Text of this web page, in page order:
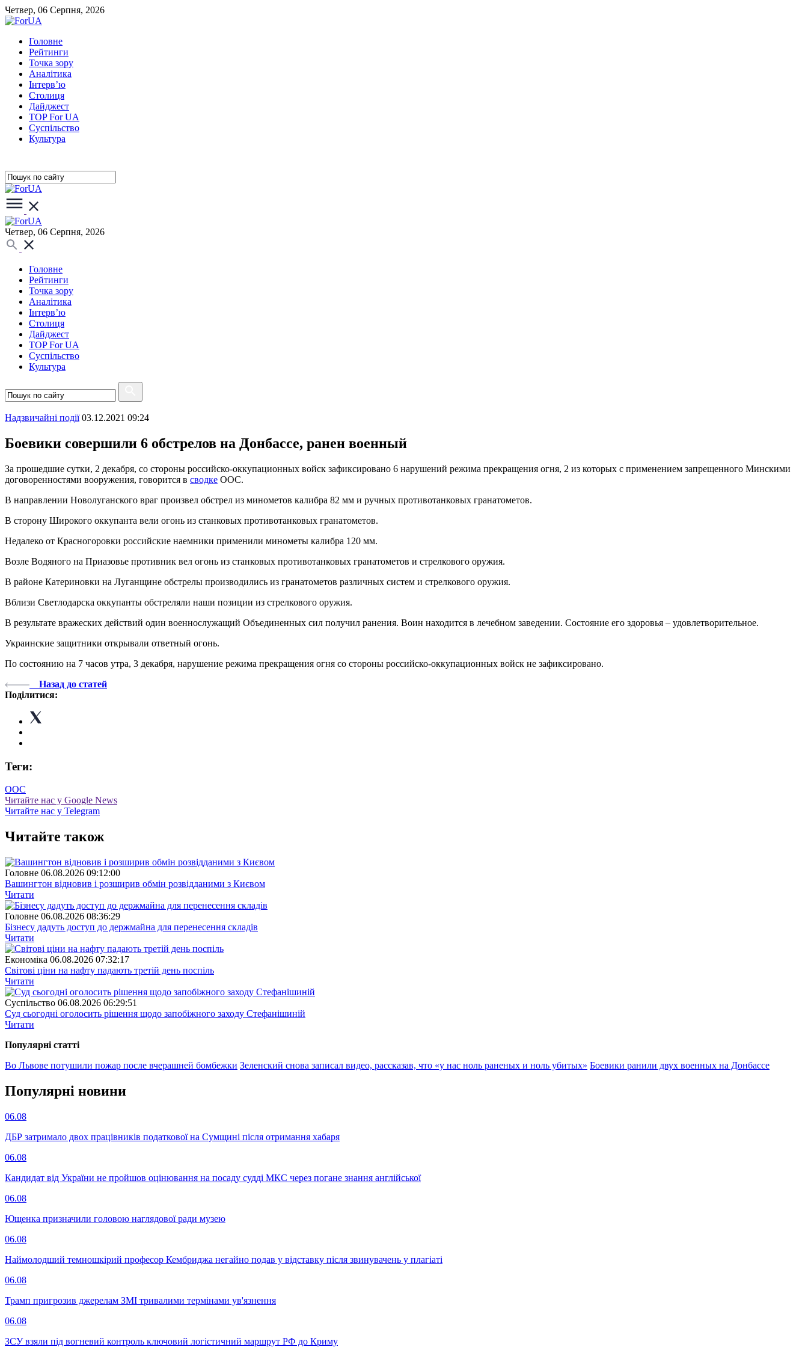
Четвер, 06 Серпня, 2026
Головне
Рейтинги
Точка зору
Аналітика
Інтерв’ю
Столиця
Дайджест
TOP For UA
Суспiльство
Культура
Четвер, 06 Серпня, 2026
Головне
Рейтинги
Точка зору
Аналітика
Інтерв’ю
Столиця
Дайджест
TOP For UA
Суспiльство
Культура
Надзвичайні події 03.12.2021 09:24
Боевики совершили 6 обстрелов на Донбассе, ранен военный
За прошедшие сутки, 2 декабря, со стороны российско-оккупационных войск зафиксировано 6 нарушений режима прекращения огня, 2 из которых с применением запрещенного Минскими
договоренностями вооружения, говорится в сводке ООС.
В направлении Новолуганского враг произвел обстрел из минометов калибра 82 мм и ручных противотанковых гранатометов.
В сторону Широкого оккупанта вели огонь из станковых противотанковых гранатометов.
Недалеко от Красногоровки российские наемники применили минометы калибра 120 мм.
Возле Водяного на Приазовье противник вел огонь из станковых противотанковых гранатометов и стрелкового оружия.
В районе Катериновки на Луганщине обстрелы производились из гранатометов различных систем и стрелкового оружия.
Вблизи Светлодарска оккупанты обстреляли наши позиции из стрелкового оружия.
В результате вражеских действий один военнослужащий Объединенных сил получил ранения. Воин находится в лечебном заведении. Состояние его здоровья – удовлетворительное.
Украинские защитники открывали ответный огонь.
По состоянию на 7 часов утра, 3 декабря, нарушение режима прекращения огня со стороны российско-оккупационных войск не зафиксировано.
Назад до статей
Поділитися:
Теги:
ООС
Читайте нас у Google News
Читайте нас у Telegram
Читайте також
Головне 06.08.2026 09:12:00
Вашингтон відновив і розширив обмін розвідданими з Києвом
Читати
Головне 06.08.2026 08:36:29
Бізнесу дадуть доступ до держмайна для перенесення складів
Читати
Економіка 06.08.2026 07:32:17
Світові ціни на нафту падають третій день поспіль
Читати
Суспiльство 06.08.2026 06:29:51
Суд сьогодні оголосить рішення щодо запобіжного заходу Стефанішиній
Читати
Популярнi статтi
Во Львове потушили пожар после вчерашней бомбежки Зеленский снова записал видео, рассказав, что «у нас ноль раненых и ноль убитых» Боевики ранили двух военных на Донбассе
Популярнi новини
06.08
ДБР затримало двох працівників податкової на Сумщині після отримання хабаря
06.08
Кандидат від України не пройшов оцінювання на посаду судді МКС через погане знання англійської
06.08
Ющенка призначили головою наглядової ради музею
06.08
Наймолодший темношкірий професор Кембриджа негайно подав у відставку після звинувачень у плагіаті
06.08
Трамп пригрозив джерелам ЗМІ тривалими термінами ув'язнення
06.08
ЗСУ взяли під вогневий контроль ключовий логістичний маршрут РФ до Криму